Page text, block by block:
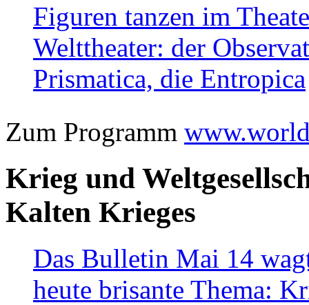
Figuren tanzen im
Welttheater: der
Prismatica, die Entropica
Zum Programm
Krieg und
Kalten Krieges
Das Bulletin Mai 14
heute brisante Thema: